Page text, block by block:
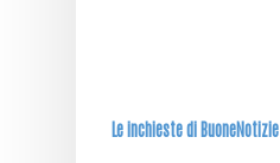
Le inchieste di BuoneNotizie